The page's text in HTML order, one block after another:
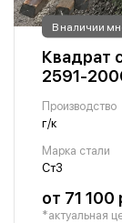
В наличии
Квадрат
2591-
Производство
г/к
Марка стали
Ст3
от 71 100
*актуальная